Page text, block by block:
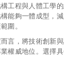
工程與人體工學
能夠一體成型，
圍。
言，將技術創新
權威地位。選擇